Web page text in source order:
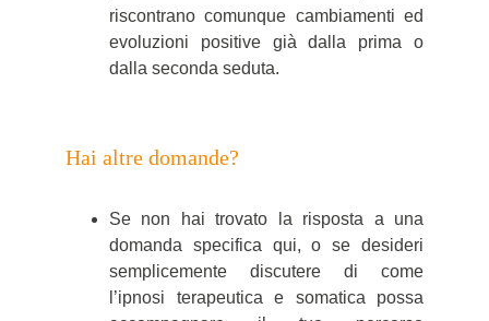
riscontrano comunque cambiamenti ed
evoluzioni positive già dalla prima o
dalla seconda seduta.
Hai altre domande?
Se non hai trovato la risposta a una
domanda specifica qui, o se desideri
semplicemente discutere di come
l’ipnosi terapeutica e somatica possa